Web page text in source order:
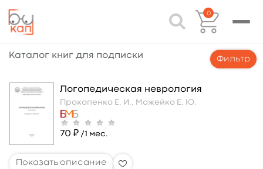
0
Каталог книг для подписки Фильтр
Логопедическая неврология
Прокопенко Е. И., Можейко Е. Ю.
70 ₽ /1 мес.